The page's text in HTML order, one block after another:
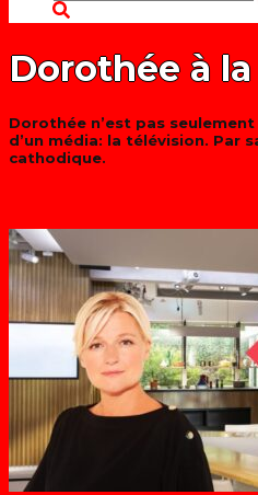
Dorothée à
Dorothée n’est pas
d’un média: la télévision. Par
cathodique.